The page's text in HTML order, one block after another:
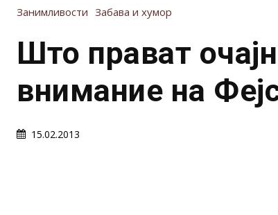
Занимливости Забава и хумор
Што прават
внимание на
15.02.2013